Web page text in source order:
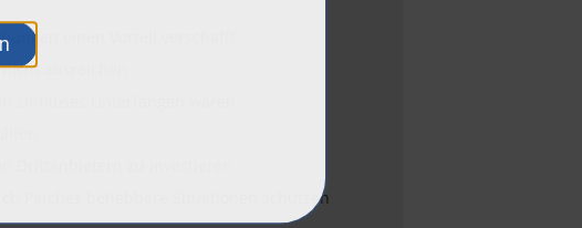
einen Vorteil verschafft
ausreichen
Unterfangen wären
Drittanbietern zu investieren
Patches behebbare Situationen schützen